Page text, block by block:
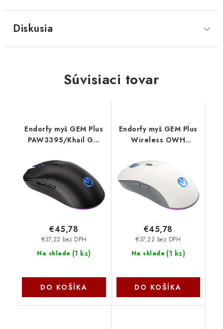
Diskusia
Súvisiaci tovar
Endorfy myš GEM Plus
PAW3395/Khail GM
černá EY6A013
Na sklade (1 ks)
€37,22 bez DPH
€45,78
DO KOŠÍKA
Endorfy myš GEM Plus
Wireless OWH
8.0 / bezdrátová / bílá
EY6A015 SilentiumPC
Na sklade (1 ks)
€37,22 bez DPH
€45,78
DO KOŠÍKA